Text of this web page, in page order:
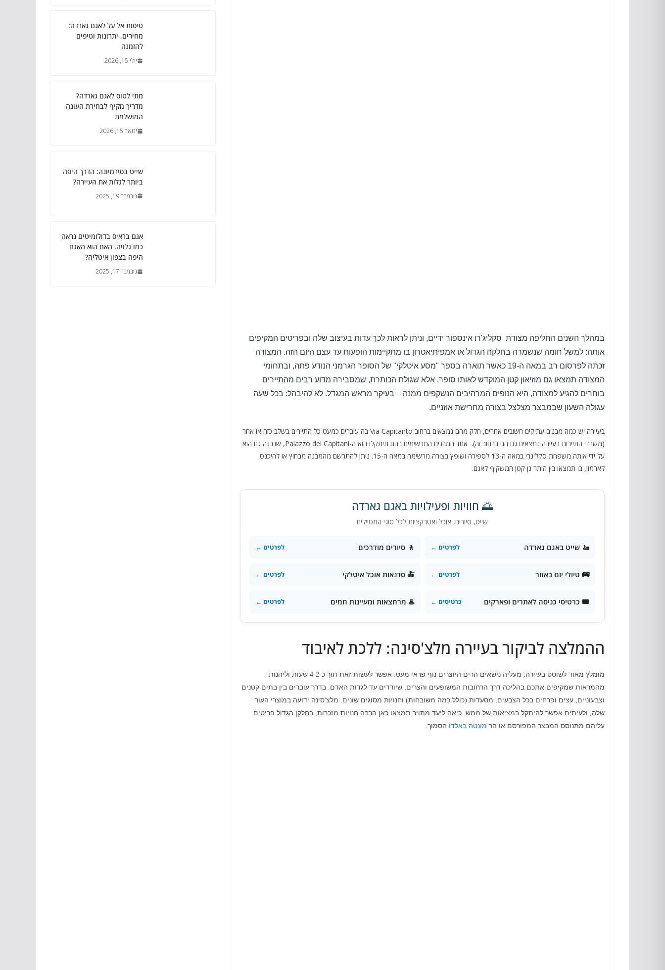
במהלך השנים החליפה מצודת סקליג'רו אינספור ידיים, וניתן לראות לכך עדות בעיצוב שלה ובפריטים המקיפים
אותה: למשל חומה שנשמרה בחלקה הגדול או אמפיתיאטרון בו מתקיימות הופעות עד עצם היום הזה. המצודה
זכתה לפרסום רב במאה ה-19 כאשר תוארה בספר "מסע איטלקי" של הסופר הגרמני הנודע פתה, ובתחומי
המצודה תמצאו גם מוזיאון קטן המוקדש לאותו סופר. אלא שגולת הכותרת, שמסבירה מדוע רבים מהתיירים
בוחרים להגיע למצודה, היא הנופים המרהיבים הנשקפים ממנה – בעיקר מראש המגדל. לא להיבהל: בכל שעה
עגולה השעון שבמבצר מצלצל בצורה מחרישת אוזניים.
בעיירה יש כמה מבנים עתיקים חשובים אחרים, חלק מהם נמצאים ברחוב Via Capitanto בה עוברים כמעט כל התיירים בשלב כזה או אחר
(משרדי התיירות בעיירה נמצאים גם הם ברחוב זה). אחד המבנים המרשימים בהם תיתקלו הוא ה-Palazzo dei Capitani, שנבנה גם הוא
על ידי אותה משפחת סקליגרי במאה ה-13 לספירה ושופץ בצורה מרשימה במאה ה-15. ניתן להתרשם מהמבנה מבחוץ או להיכנס
לארמון, בו תמצאו בין היתר גן קטן המשקיף לאגם.
🌅 חוויות ופעילויות באגם גארדה
שייט, סיורים, אוכל ואטרקציות לכל סוגי המטיילים
🚤 שייט באגם גארדה לפרטים ← 🚶 סיורים מודרכים לפרטים ←
🚌 טיולי יום באזור לפרטים ← 🍝 סדנאות אוכל איטלקי לפרטים ←
🎟️ כרטיסי כניסה לאתרים ופארקים כרטיסים ← ♨️ מרחצאות ומעיינות חמים לפרטים ←
ההמלצה לביקור בעיירה מלצ'סינה: ללכת לאיבוד
מומלץ מאוד לשוטט בעיירה מעליה נישאים הרים היוצרים נוף פראי מעט אפשר לעשות זאת תוך כ-4-2
שעות וליהנות
מהמראות שמקיפים אתכם בהליכה דרך הרחובות המשופעים והצרים שיורדים עד לגדות האדם בדרך עוברים בין בתים קטנים
וצבעוניים עצים ופרחים בכל הצבעים מסעדות (כולל כמה משובחות) וחנויות מסוגים שונים מלצ'סינה ידועה במוצרי העור
שלה
ולעיתים אפשר להיתקל במציאות של ממש כיאה ליעד מתויר תמצאו כאן הרבה חנויות מזכרות בחלקן הגדול פריטים
עליהם מתנוסס המבצר המפורסם או הר מונטה באלדו הסמוך
טיסות אל על לאגם גארדה:
מחירים, יתרונות וטיפים
להזמנה
יולי 15, 2026
מתי לטוס לאגם גארדה?
מדריך מקיף לבחירת העונה
המושלמת
ינואר 15, 2026
שייט בסירמיונה: הדרך היפה
ביותר לגלות את העיירה?
נובמבר 19, 2025
אגם בראיס בדולומיטים נראה
כמו גלויה. האם הוא האגם
היפה בצפון איטליה?
נובמבר 17, 2025